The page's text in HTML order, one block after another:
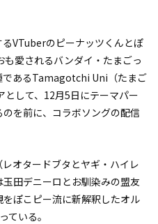
VTuberのピーナッツくんとぽ
愛されるバンダイ・たまごっ
であるTamagotchi Uni（たまご
として、12月5日にテーマパー
を前に、コラボソングの配信
オタードブタとヤギ・ハイレ
田デニーロとお馴染みの盟友
ぽこピー流に新解釈したオル
ている。